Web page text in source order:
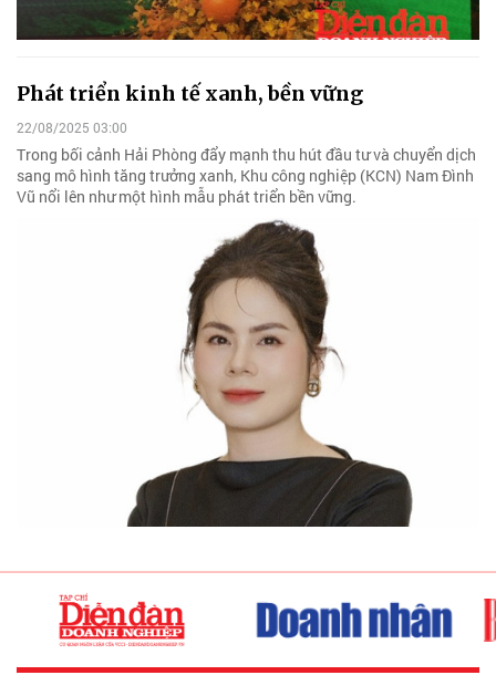
Phát triển kinh tế xanh, bền vững
22/08/2025 03:00
Trong bối cảnh Hải Phòng đẩy mạnh thu hút đầu tư và chuyển dịch
sang mô hình tăng trưởng xanh, Khu công nghiệp (KCN) Nam Đình
Vũ nổi lên như một hình mẫu phát triển bền vững.